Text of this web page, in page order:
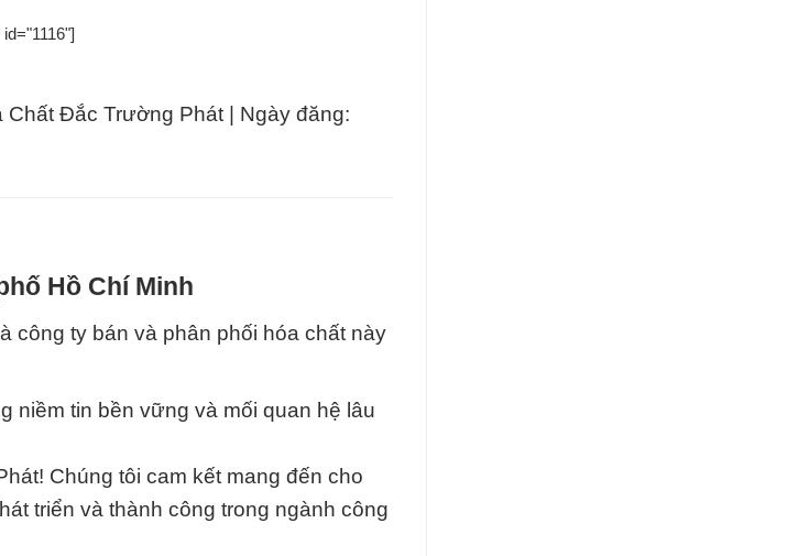
Chất Đắc Trường Phát | Ngày đăng:
Hồ Chí Minh
công ty bán và phân phối hóa chất này
niềm tin bền vững và mối quan hệ lâu
Chúng tôi cam kết mang đến cho
triển và thành công trong ngành công